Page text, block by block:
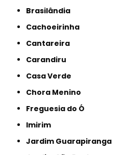
Brasilândia
Cachoeirinha
Cantareira
Carandiru
Casa Verde
Chora Menino
Freguesia do Ó
Imirim
Jardim Guarapiranga